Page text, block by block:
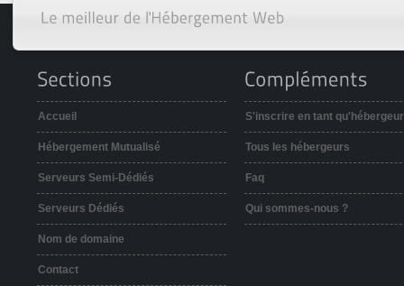
Accueil
Hébergement Mutualisé
Serveurs Semi-Dédiés
Serveurs Dédiés
Nom de domaine
Contact
S'inscrire en tant qu'hébergeur
Tous les hébergeurs
Faq
Qui sommes-nous ?